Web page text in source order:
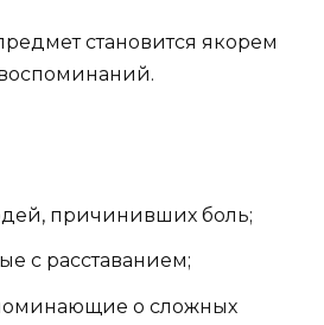
становится якорем
причинивших боль;
с расставанием;
о сложных